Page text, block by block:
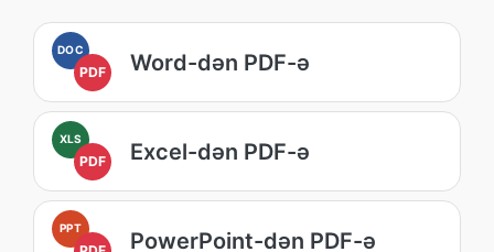
DOC
PDF Word-dən PDF-ə
XLS
PDF Excel-dən PDF-ə
PPT PowerPoint-dən PDF-ə